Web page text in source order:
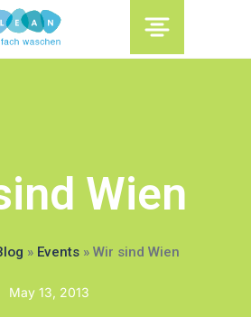
Wien
» Events» Wir sind Wien
May 13, 2013